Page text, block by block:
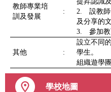
教師專業培
訓及發展
:
2. 設教師
及分享的文
3. 參加教
其他 :
設立不同
學生。
組織遊學
學校地圖